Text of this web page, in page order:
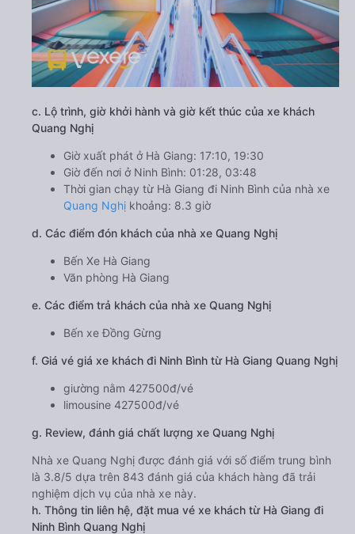
c. Lộ trình, giờ khởi hành và giờ kết thúc của xe khách
Quang Nghị
Giờ xuất phát ở Hà Giang: 17:10, 19:30
Giờ đến nơi ở Ninh Bình: 01:28, 03:48
Thời gian chạy từ Hà Giang đi Ninh Bình của nhà xe
Quang Nghị khoảng: 8.3 giờ
d. Các điểm đón khách của nhà xe Quang Nghị
Bến Xe Hà Giang
Văn phòng Hà Giang
e. Các điểm trả khách của nhà xe Quang Nghị
Bến xe Đồng Gừng
f. Giá vé giá xe khách đi Ninh Bình từ Hà Giang Quang Nghị
giường nằm 427500đ/vé
limousine 427500đ/vé
g. Review, đánh giá chất lượng xe Quang Nghị
Nhà xe Quang Nghị được đánh giá với số điểm trung bình
là 3.8/5 dựa trên 843 đánh giá của khách hàng đã trải
nghiệm dịch vụ của nhà xe này.
h. Thông tin liên hệ, đặt mua vé xe khách từ Hà Giang đi
Ninh Bình Quang Nghị